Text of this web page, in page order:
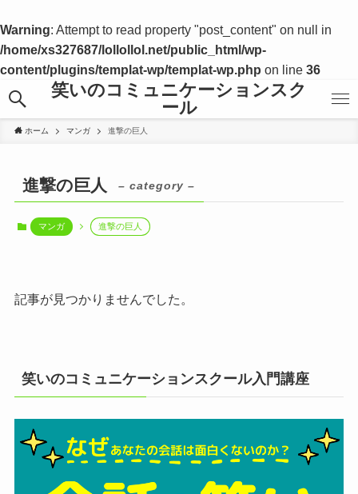
Warning: Attempt to read property "post_content" on null in
/home/xs327687/lollollol.net/public_html/wp-
content/plugins/templat-wp/templat-wp.php on line 36
笑いのコミュニケーションスク
ール
ホーム マンガ 進撃の巨人
進撃の巨人 – category –
マンガ 進撃の巨人
記事が見つかりませんでした。
笑いのコミュニケーションスクール入門講座